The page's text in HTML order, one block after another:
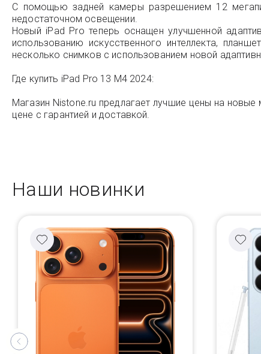
С помощью задней камеры разрешением 12
недостаточном освещении.
Новый iPad Pro теперь оснащен улучшенной
использованию искусственного интеллекта,
несколько снимков с использованием новой
Где купить iPad Pro 13 M4 2024:
Магазин Nistone.ru предлагает лучшие цены на
цене с гарантией и доставкой.
Наши новинки